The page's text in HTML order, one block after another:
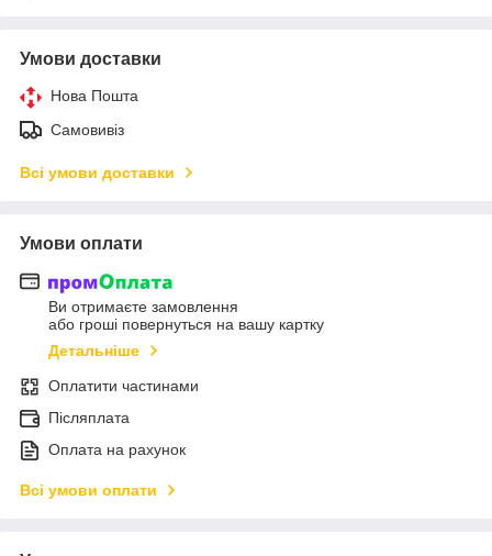
Умови доставки
Нова Пошта
Самовивіз
Всі умови доставки
Умови оплати
Ви отримаєте замовлення
або гроші повернуться на вашу картку
Детальніше
Оплатити частинами
Післяплата
Оплата на рахунок
Всі умови оплати